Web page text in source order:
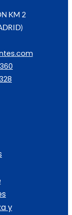
KM 2
y